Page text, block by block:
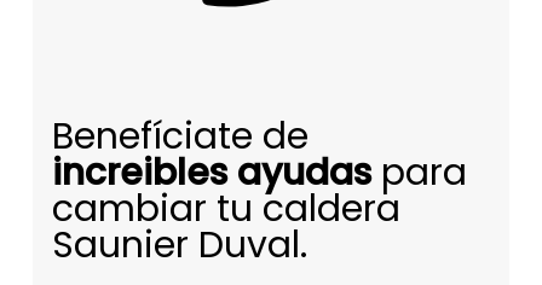
Benefíciate de
increibles ayudaspara
cambiar tu caldera
Saunier Duval.